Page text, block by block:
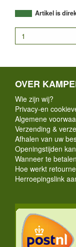
Artikel is
OVER
Wie zijn wij?
Privacy-en
Algemene
Verzending &
Afhalen van uw
Openingstijden
Wanneer te
Hoe werkt
Herroepingslink